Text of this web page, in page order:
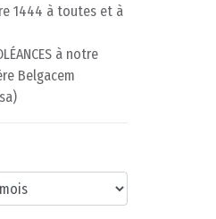
1444 à toutes et à
à notre
Belgacem